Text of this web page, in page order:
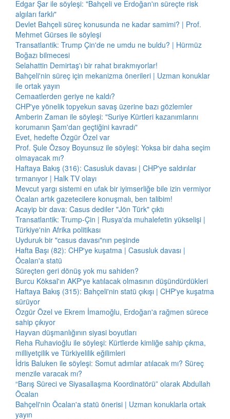
Edgar Şar ile söyleşi: "Bahçeli ve Erdoğan'ın süreçte risk
algıları farklı"
Devlet Bahçeli süreç konusunda ne kadar samimi? | Prof.
Mehmet Gürses ile söyleşi
Transatlantik: Trump Çin'de ne umdu ne buldu? | Hürmüz
Boğazı bilmecesi
Selahattin Demirtaş'ı bir rahat bırakmıyorlar!
Bahçeli'nin süreç için mekanizma önerileri | Uzman konuklar
ile ortak yayın
Cemaatlerden geriye ne kaldı?
CHP'ye yönelik topyekun savaş üzerine bazı gözlemler
Amberin Zaman ile söyleşi: "Suriye Kürtleri kazanımlarını
korumanın Şam'dan geçtiğini kavradı"
Evet, hedefte Özgür Özel var
Prof. Şule Özsoy Boyunsuz ile söyleşi: Yoksa bir daha seçim
olmayacak mı?
Haftaya Bakış (316): Casusluk davası | CHP'ye saldırılar
tırmanıyor | Halk TV olayı
Mevcut yargı sistemi en ufak bir iyimserliğe bile izin vermiyor
Öcalan artık gazetecilere konuşmalı, ben talibim!
Acayip bir dava: Casus dediler "Jön Türk" çıktı
Transatlantik: Trump-Çin | Rusya'da muhalefetin yükselişi |
Türkiye'nin Afrika politikası
Uyduruk bir "casus davası"nın peşinde
Hafta Başı (82): CHP'ye kuşatma | Casusluk davası |
Öcalan'a statü
Süreçten geri dönüş yok mu sahiden?
Burcu Köksal'ın AKP'ye katılacak olmasının düşündürdükleri
Haftaya Bakış (315): Bahçeli'nin statü çıkışı | CHP'ye kuşatma
sürüyor
Özgür Özel ve Ekrem İmamoğlu, Erdoğan'a rağmen sürece
sahip çıkıyor
Hayvan düşmanlığının siyasi boyutları
Reha Ruhavioğlu ile söyleşi: Kürtlerde kimliğe sahip çıkma,
milliyetçilik ve Türkiyelilik eğilimleri
İdris Baluken ile söyleşi: Somut adımlar atılacak mı? Süreç
menzile varacak mı?
“Barış Süreci ve Siyasallaşma Koordinatörü” olarak Abdullah
Öcalan
Bahçeli'nin Öcalan'a statü önerisi | Uzman konuklarla ortak
yayın